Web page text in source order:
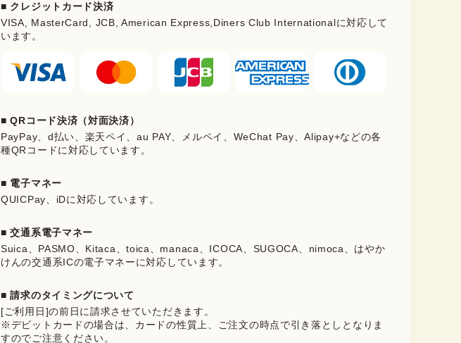
■ クレジットカード決済
VISA, MasterCard, JCB, American Express,Diners Club Internationalに対応して
います。
■ QRコード決済（対面決済）
PayPay、d払い、楽天ペイ、au PAY、メルペイ、WeChat Pay、Alipay+などの各
種QRコードに対応しています。
■ 電子マネー
QUICPay、iDに対応しています。
■ 交通系電子マネー
Suica、PASMO、Kitaca、toica、manaca、ICOCA、SUGOCA、nimoca、はやか
けんの交通系ICの電子マネーに対応しています。
■ 請求のタイミングについて
[ご利用日]の前日に請求させていただきます。
※デビットカードの場合は、カードの性質上、ご注文の時点で引き落としとなりま
すのでご注意ください。